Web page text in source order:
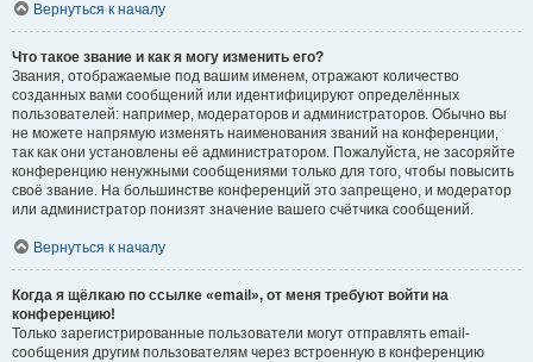
Вернуться к началу
Что такое звание и как я могу изменить его?
Звания, отображаемые под вашим именем, отражают количество
созданных вами сообщений или идентифицируют определённых
пользователей: например, модераторов и администраторов. Обычно вы
не можете напрямую изменять наименования званий на конференции,
так как они установлены её администратором. Пожалуйста, не засоряйте
конференцию ненужными сообщениями только для того, чтобы повысить
своё звание. На большинстве конференций это запрещено, и модератор
или администратор понизят значение вашего счётчика сообщений.
Вернуться к началу
Когда я щёлкаю по ссылке «email», от меня требуют войти на
конференцию!
Только зарегистрированные пользователи могут отправлять email-
сообщения другим пользователям через встроенную в конференцию